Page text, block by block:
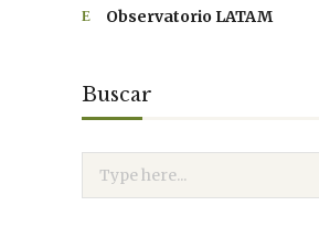
Observatorio LATAM
Buscar